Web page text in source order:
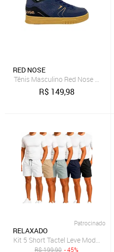
RED NOSE
Tênis Masculino Red Nose
R$ 149,98
Patrocinado
RELAXADO
Kit 5 Short Tactel Leve Moda
R$199,90 - 45%